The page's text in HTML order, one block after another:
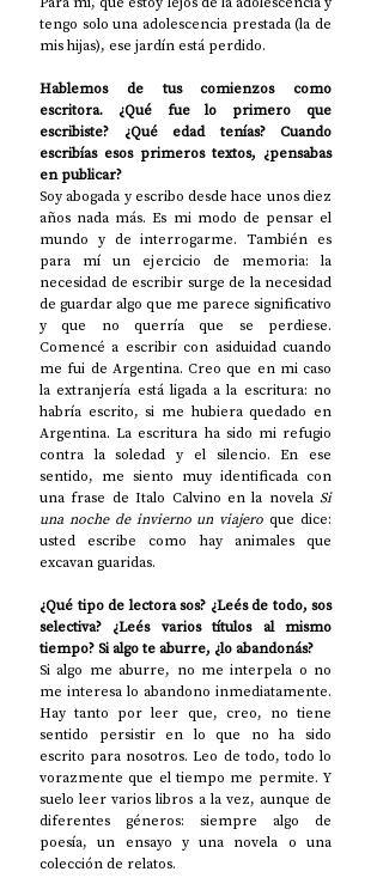
tengo solo una adolescencia prestada (la de
mis hijas), ese jardín está perdido.
Hablemos de tus comienzos como
escritora. ¿Qué fue lo primero que
escribiste? ¿Qué edad tenías? Cuando
escribías esos primeros textos, ¿pensabas
en publicar?
Soy abogada y escribo desde hace unos diez
años nada más. Es mi modo de pensar el
mundo y de interrogarme. También es
para mí un ejercicio de memoria: la
necesidad de escribir surge de la necesidad
de guardar algo que me parece significativo
y que no querría que se perdiese.
Comencé a escribir con asiduidad cuando
me fui de Argentina. Creo que en mi caso
la extranjería está ligada a la escritura: no
habría escrito, si me hubiera quedado en
Argentina. La escritura ha sido mi refugio
contra la soledad y el silencio. En ese
sentido, me siento muy identificada con
una frase de Italo Calvino en la novela Si
una noche de invierno un viajero que dice:
usted escribe como hay animales que
excavan guaridas.
¿Qué tipo de lectora sos? ¿Leés de todo, sos
selectiva? ¿Leés varios títulos al mismo
tiempo? Si algo te aburre, ¿lo abandonás?
Si algo me aburre, no me interpela o no
me interesa lo abandono inmediatamente.
Hay tanto por leer que, creo, no tiene
sentido persistir en lo que no ha sido
escrito para nosotros. Leo de todo, todo lo
vorazmente que el tiempo me permite. Y
suelo leer varios libros a la vez, aunque de
diferentes géneros: siempre algo de
poesía, un ensayo y una novela o una
colección de relatos.